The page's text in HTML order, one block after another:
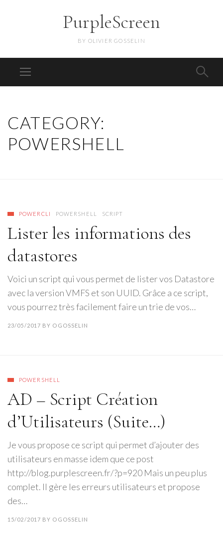
PurpleScreen
BY OLIVIER GOSSELIN
CATEGORY:
POWERSHELL
POWERCLI POWERSHELL SCRIPT
Lister les informations des
datastores
Voici un script qui vous permet de lister vos Datastore
avec la version VMFS et son UUID. Grâce a ce script,
vous pourrez très facilement faire un trie de vos…
23/05/2017 BY OGOSSELIN
POWERSHELL
AD – Script Création
d’Utilisateurs (Suite…)
Je vous propose ce script qui permet d’ajouter des
utilisateurs en masse idem que ce post
http://blog.purplescreen.fr/?p=920 Mais un peu plus
complet. Il gère les erreurs utilisateurs et propose
des…
15/02/2017 BY OGOSSELIN